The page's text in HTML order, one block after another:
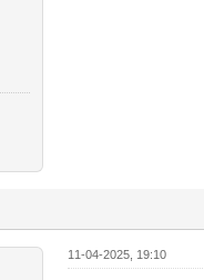
11-04-2025, 19:10